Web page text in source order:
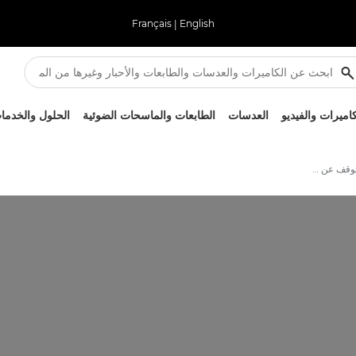
English
|
Français
والفيديو العدسات الطابعات والماسحات الضوئية الحلول
أرشيف الطابعات التي تم التوقف عن إنتاجها